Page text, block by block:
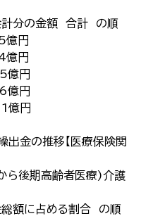
分の金額 合計 の順
円
円
円
円
円
金の推移【医療保険関
後期高齢者医療)介護
額に占める割合 の順